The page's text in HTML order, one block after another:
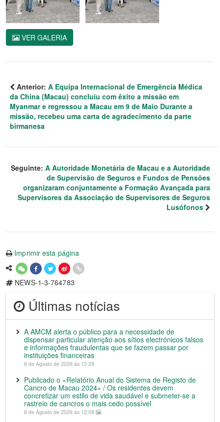
VER GALERIA
Anterior: A Equipa Internacional de Emergência Médica
da China (Macau) concluiu com êxito a missão em
Myanmar e regressou a Macau em 9 de Maio Durante a
missão, recebeu uma carta de agradecimento da parte
birmanesa
Seguinte: A Autoridade Monetária de Macau e a Autoridade
de Supervisão de Seguros e Fundos de Pensões
organizaram conjuntamente a Formação Avançada para
Supervisores da Associação de Supervisores de Seguros
Lusófonos
Imprimir esta página
NEWS-1-3-764783
Últimas notícias
A AMCM alerta o público para a necessidade de
dispensar particular atenção aos sítios electrónicos falsos
e informações fraudulentas que se fazem passar por
instituições financeiras
6 de Agosto de 2026 às 12:29
Publicado o «Relatório Anual do Sistema de Registo de
Cancro de Macau 2024» / Os residentes devem
concretizar um estilo de vida saudável e submeter-se a
rastreio de cancros o mais cedo possível
6 de Agosto de 2026 às 12:08